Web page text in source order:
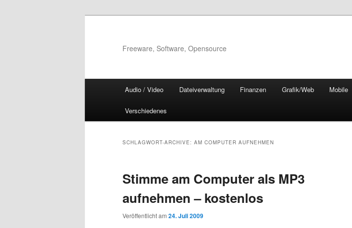
Freeware, Software, Opensource
Audio / Video Dateiverwaltung Finanzen Grafik/Web Mobile
Verschiedenes
SCHLAGWORT-ARCHIVE: AM COMPUTER AUFNEHMEN
Stimme am Computer als MP3
aufnehmen – kostenlos
Veröffentlicht am 24. Juli 2009